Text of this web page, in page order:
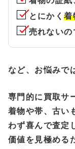
とにかく着
売れない
など、お悩みで
専門的に買取サ
着物や帯、古い
わず喜んで査定
価値を見極める